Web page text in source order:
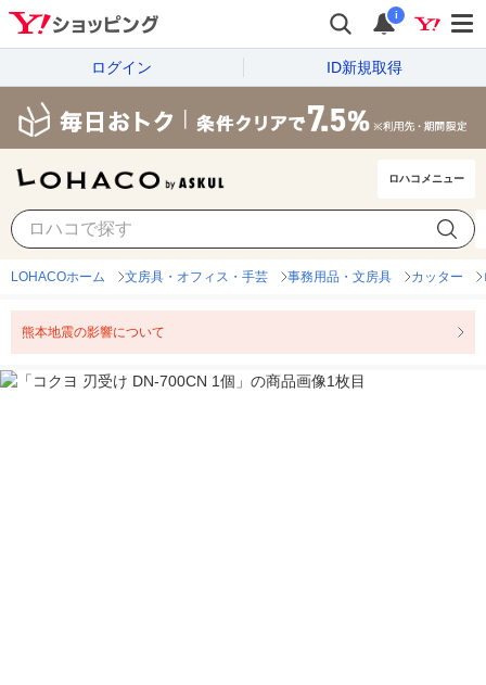
i
ログイン ID新規取得
ロハコメニュー
LOHACOホーム 文房具・オフィス・手芸 事務用品・文房具 カッター
熊本地震の影響について